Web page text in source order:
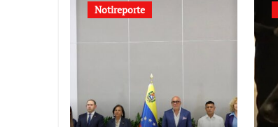
Notireporte